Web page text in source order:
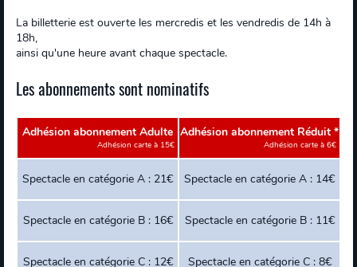
La billetterie est ouverte les mercredis et les vendredis de 14h à
18h,
ainsi qu'une heure avant chaque spectacle.
Les abonnements sont nominatifs
Adhésion abonnement Adulte
Adhésion carte à 15€
Adhésion abonnement Réduit *
Adhésion carte à 6€
Spectacle en catégorie A : 21€ Spectacle en catégorie A : 14€
Spectacle en catégorie B : 16€ Spectacle en catégorie B : 11€
Spectacle en catégorie C : 12€ Spectacle en catégorie C : 8€